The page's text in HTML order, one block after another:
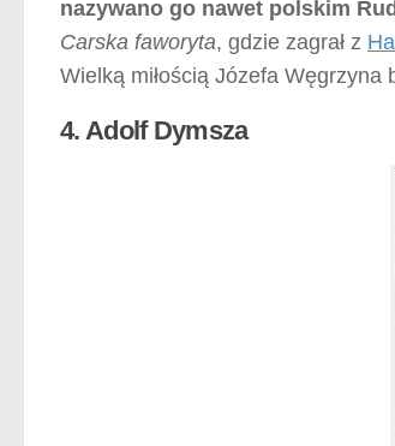
nazywano go nawet polskim
Carska faworyta, gdzie zagrał z
Wielką miłością Józefa Węgrzyna
4. Adolf Dymsza